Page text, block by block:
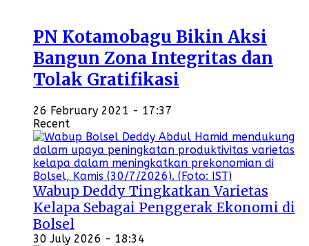
PN Kotamobagu Bikin Aksi
Bangun Zona Integritas dan
Tolak Gratifikasi
26 February 2021 - 17:37
Recent
Wabup Deddy Tingkatkan Varietas
Kelapa Sebagai Penggerak Ekonomi di
Bolsel
30 July 2026 - 18:34